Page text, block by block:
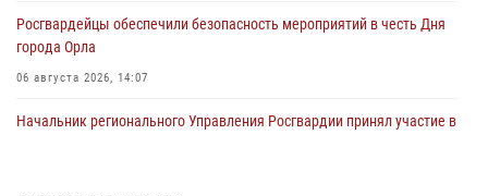
Росгвардейцы обеспечили безопасность мероприятий в честь Дня
города Орла
06 августа 2026, 14:07
Начальник регионального Управления Росгвардии принял участие в